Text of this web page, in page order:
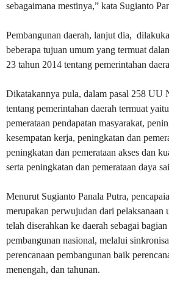
sebagaimana mestinya,” kata Sugianto
Pembangunan daerah, lanjut dia,
beberapa tujuan umum yang termuat
23 tahun 2014 tentang pemerintahan
Dikatakannya pula, dalam pasal 258 UU
tentang pemerintahan daerah termuat
pemerataan pendapatan masyarakat,
kesempatan kerja, peningkatan dan
peningkatan dan pemerataan akses dan
serta peningkatan dan pemerataan daya
Menurut Sugianto Panala Putra,
merupakan perwujudan dari pelaksanaan
telah diserahkan ke daerah sebagai
pembangunan nasional, melalui
perencanaan pembangunan baik
menengah, dan tahunan.